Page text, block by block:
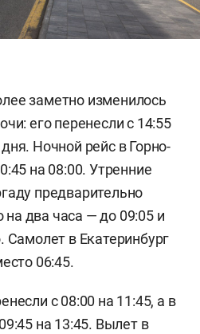
заметно изменилось
его перенесли с 14:55
Ночной рейс в Горно-
на 08:00. Утренние
предварительно
два часа — до 09:05 и
Самолет в Екатеринбург
06:45.
с 08:00 на 11:45, а в
на 13:45. Вылет в